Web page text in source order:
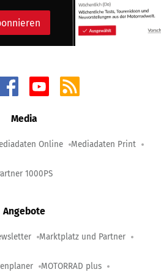
Media
Online Mediadaten Print
1000PS
Angebote
Marktplatz und Partner
MOTORRAD plus